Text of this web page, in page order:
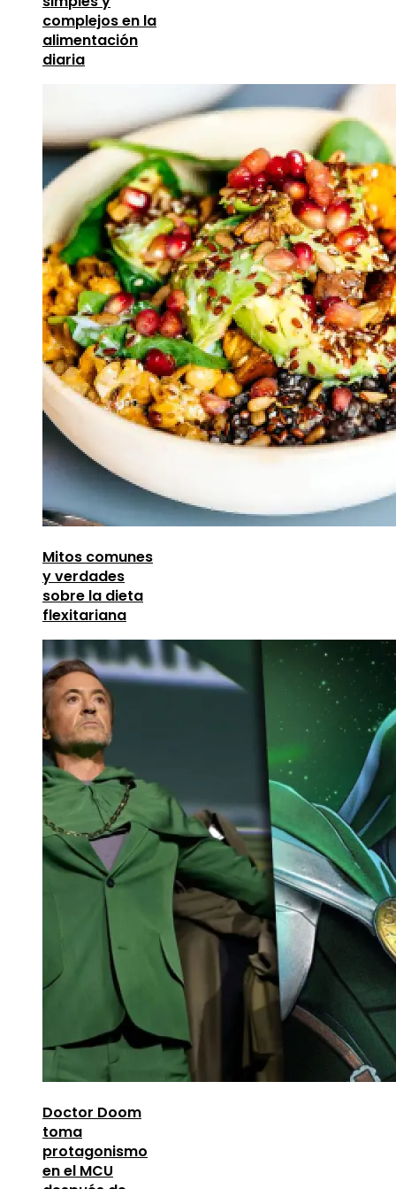
complejos en la
alimentación
diaria
Mitos comunes
y verdades
sobre la dieta
flexitariana
Doctor Doom
toma
protagonismo
en el MCU